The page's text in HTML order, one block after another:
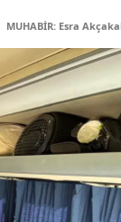
MUHABİR: Esra